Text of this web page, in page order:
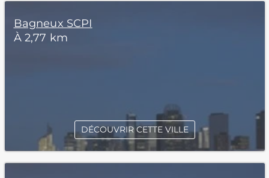
Bagneux SCPI
À 2,77 km
DÉCOUVRIR CETTE VILLE